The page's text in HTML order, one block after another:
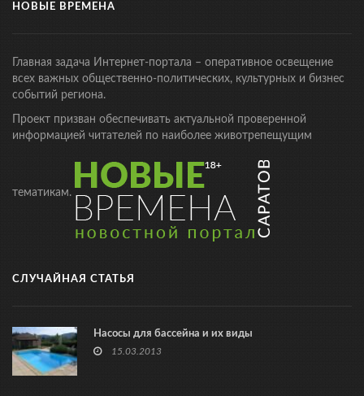
НОВЫЕ ВРЕМЕНА
Главная задача Интернет-портала – оперативное освещение
всех важных общественно-политических, культурных и бизнес
событий региона.
Проект призван обеспечивать актуальной проверенной
информацией читателей по наиболее животрепещущим
тематикам.
СЛУЧАЙНАЯ СТАТЬЯ
Насосы для бассейна и их виды
15.03.2013